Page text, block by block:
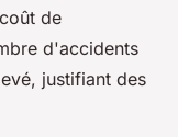
de
d'accidents
justifiant des